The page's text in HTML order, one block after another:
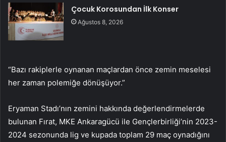
Çocuk Korosundan İlk Konser
Ağustos 8, 2026
“Bazı rakiplerle oynanan maçlardan önce zemin meselesi
her zaman polemiğe dönüşüyor.”
Eryaman Stadı’nın zemini hakkında değerlendirmelerde
bulunan Fırat, MKE Ankaragücü ile Gençlerbirliği’nin 2023-
2024 sezonunda lig ve kupada toplam 29 maç oynadığını